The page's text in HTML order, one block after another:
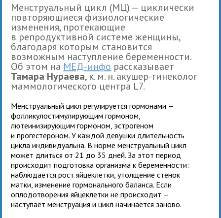
Менструальный цикл (МЦ) — циклически
повторяющиеся физиологические
изменения, протекающие
в репродуктивной системе женщины,
благодаря которым становится
возможным наступление беременности.
Об этом на МЕД-инфо рассказывает
Тамара Нураева, к. м. н. акушер-гинеколог
маммологического центра L7.
Менструальный цикл регулируется гормонами —
фолликулостимулирующим гормоном,
лютеинизирующим гормоном, эстрогеном
и прогестероном. У каждой девушки длительность
цикла индивидуальна. В норме менструальный цикл
может длиться от 21 до 35 дней. За этот период
происходит подготовка организма к беременности:
наблюдается рост яйцеклетки, утолщение стенок
матки, изменение гормонального баланса. Если
оплодотворения яйцеклетки не происходит —
наступает менструация и цикл начинается заново.